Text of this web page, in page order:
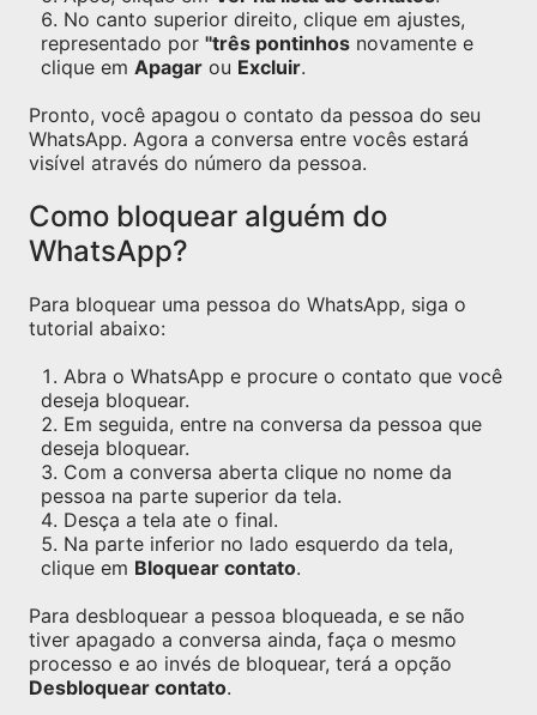
No canto superior direito, clique em ajustes,
representado por "três pontinhos novamente e
clique em Apagar ou Excluir.
Pronto, você apagou o contato da pessoa do seu
WhatsApp. Agora a conversa entre vocês estará
visível através do número da pessoa.
Como bloquear alguém do
WhatsApp?
Para bloquear uma pessoa do WhatsApp, siga o
tutorial abaixo:
Abra o WhatsApp e procure o contato que você
deseja bloquear.
Em seguida, entre na conversa da pessoa que
deseja bloquear.
Com a conversa aberta clique no nome da
pessoa na parte superior da tela.
Desça a tela ate o final.
Na parte inferior no lado esquerdo da tela,
clique em Bloquear contato.
Para desbloquear a pessoa bloqueada, e se não
tiver apagado a conversa ainda, faça o mesmo
processo e ao invés de bloquear, terá a opção
Desbloquear contato.